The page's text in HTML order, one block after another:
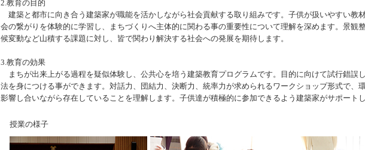
2.教育の目的
建築と都市に向き合う建築家が職能を活かしながら社会貢献する取り組みです。子供が扱いやすい教
会の繋がりを体験的に学習し、まちづくりへ主体的に関わる事の重要性について理解を深めます。景観
候変動など山積する課題に対し、皆で関わり解決する社会への発展を期待します。
3.教育の効果
まちが出来上がる過程を疑似体験し、公共心を培う建築教育プログラムです。目的に向けて試行錯誤
法を身につける事ができます。対話力、団結力、決断力、統率力が求められるワークショップ形式で、
影響し合いながら存在していることを理解します。子供達が積極的に参加できるよう建築家がサポートし
授業の様子